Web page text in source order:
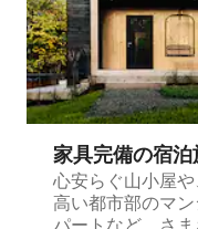
家具完備の宿⁠泊⁠
心安らぐ山小屋
高い都市部のマ